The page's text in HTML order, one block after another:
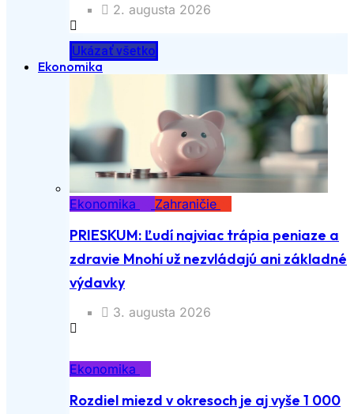
2. augusta 2026
Ukázať všetko
Ekonomika
Ekonomika Zahraničie
PRIESKUM: Ľudí najviac trápia peniaze a
zdravie Mnohí už nezvládajú ani základné
výdavky
3. augusta 2026
Ekonomika
Rozdiel miezd v okresoch je aj vyše 1 000